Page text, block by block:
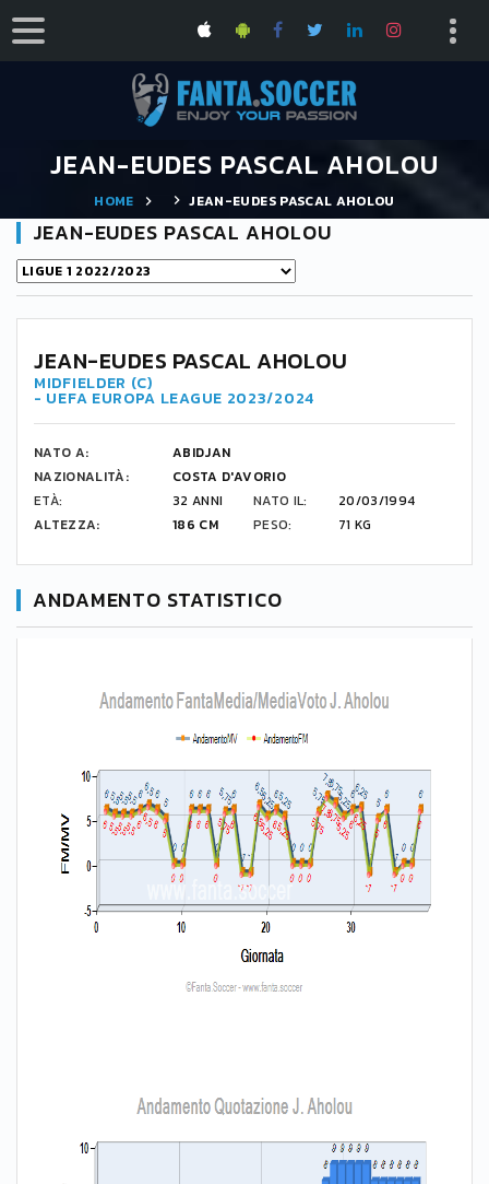
JEAN-EUDES PASCAL AHOLOU
HOME JEAN-EUDES PASCAL AHOLOU
JEAN-EUDES PASCAL AHOLOU
JEAN-EUDES PASCAL AHOLOU
MIDFIELDER (C)
- UEFA EUROPA LEAGUE 2023/2024
NATO A:
ABIDJAN
NAZIONALITÀ:
COSTA D'AVORIO
ETÀ:
32 ANNI NATO IL:
20/03/1994
ALTEZZA:
186 CM PESO: 71 KG
ANDAMENTO STATISTICO